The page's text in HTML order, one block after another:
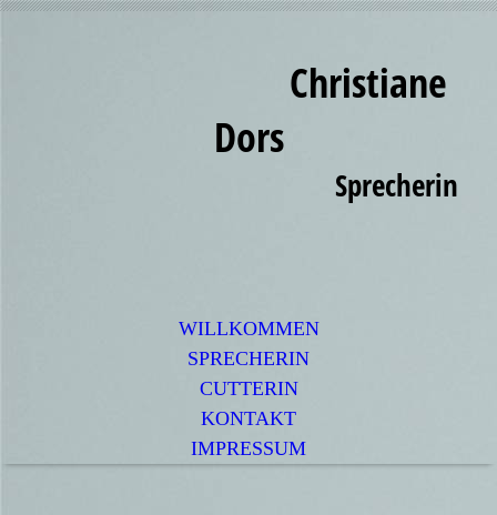
Christiane
Dors
Sprecherin
WILLKOMMEN
SPRECHERIN
CUTTERIN
KONTAKT
IMPRESSUM